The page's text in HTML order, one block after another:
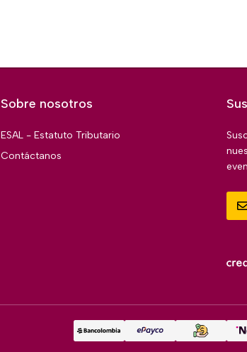
Sobre nosotros
ESAL - Estatuto Tributario
Contáctanos